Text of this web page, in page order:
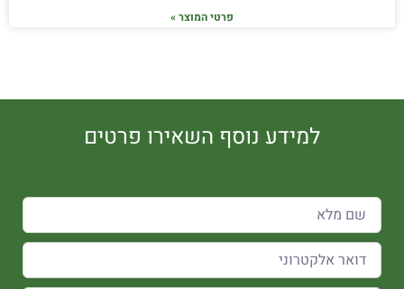
פרטי המוצר »
למידע נוסף השאירו פרטים